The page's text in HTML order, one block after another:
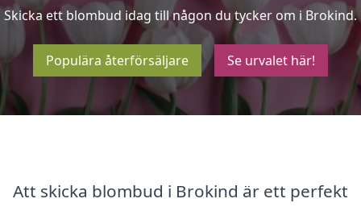
Skicka ett blombud idag till någon du tycker om i Brokind.
Populära återförsäljare Se urvalet här!
Att skicka blombud i Brokind är ett perfekt